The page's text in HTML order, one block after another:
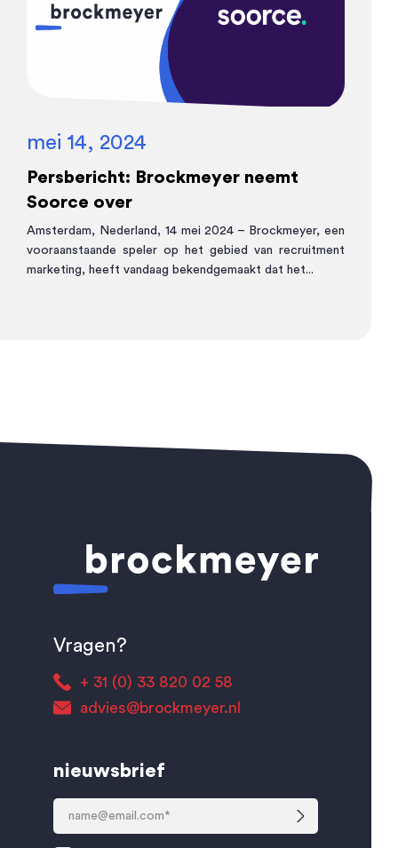
mei 14, 2024
Persbericht: Brockmeyer neemt
Soorce over
Amsterdam, Nederland, 14 mei 2024 – Brockmeyer, een
vooraanstaande speler op het gebied van recruitment
marketing, heeft vandaag bekendgemaakt dat het...
Vragen?
+ 31 (0) 33 820 02 58
advies@brockmeyer.nl
nieuwsbrief